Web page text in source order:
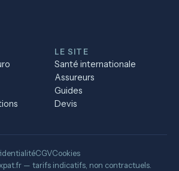
LE SITE
Santé internationale
Assureurs
Guides
Devis
CGVCookies
— tarifs indicatifs, non contractuels.